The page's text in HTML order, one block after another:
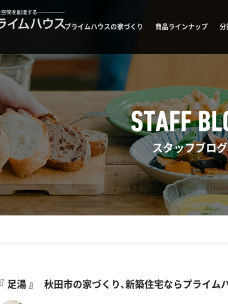
プライムハウスの家づくり 商品ラインナップ 分
スタッフブログ
『 足湯 』 秋田市の家づくり､新築住宅ならプライム